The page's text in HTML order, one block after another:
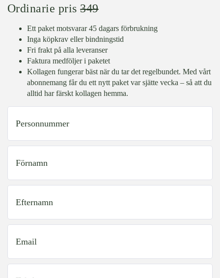
Ordinarie pris349
Ett paket motsvarar 45 dagars förbrukning
Inga köpkrav eller bindningstid
Fri frakt på alla leveranser
Faktura medföljer i paketet
Kollagen fungerar bäst när du tar det regelbundet. Med vårt
abonnemang får du ett nytt paket var sjätte vecka – så att du
alltid har färskt kollagen hemma.
personnummer
firstName
lastName
email
phone